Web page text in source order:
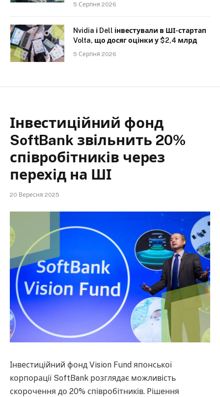
5 Серпня 2026
Nvidia і Dell інвестували в ШІ-стартап
Volta, що досяг оцінки у $2,4 млрд
5 Серпня 2026
Інвестиційний фонд
SoftBank звільнить 20%
співробітників через
перехід на ШІ
20 Вересня 2025
Інвестиційний фонд Vision Fund японської
корпорації SoftBank розглядає можливість
скорочення до 20% співробітників. Рішення